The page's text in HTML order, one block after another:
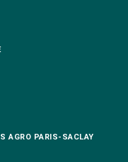
AGRO PARIS-SACLAY